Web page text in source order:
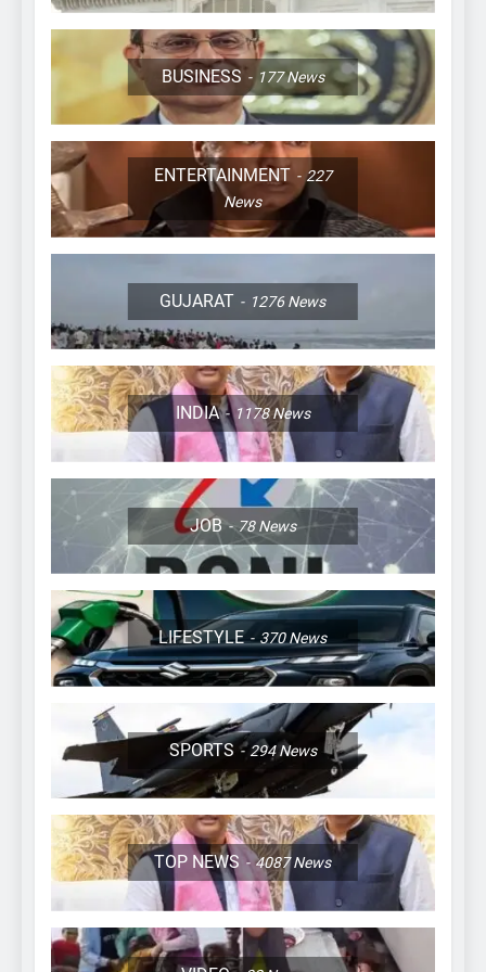
BUSINESS 177News
ENTERTAINMENT
227
News
GUJARAT 1276News
INDIA 1178News
JOB 78News
LIFESTYLE 370News
SPORTS 294News
TOP NEWS 4087News